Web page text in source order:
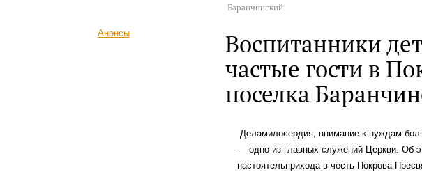
Анонсы
Баранчинский.
Воспитанники
частые гости в
поселка
Деламилосердия, внимание к нуждам
— одно из главных служений Церкви. Об
настоятельприхода в честь Покрова